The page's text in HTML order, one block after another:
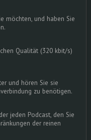
möchten, und haben Sie
Qualität (320 kbit/s)
und hören Sie sie
zu benötigen.
jeden Podcast, den Sie
der reinen